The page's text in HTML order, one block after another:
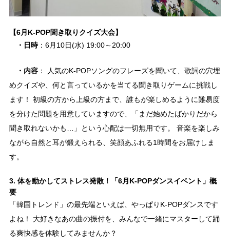
【6月K-POP聞き取りクイズ大会】
・日時：6月10日(水) 19:00～20:00
・内容： 人気のK-POPソングのフレーズを聞いて、歌詞の穴埋
めクイズや、何と言っているかを当てる聞き取りゲームに挑戦し
ます！ 初級の方から上級の方まで、誰もが楽しめるように難易度
を分けた問題を用意していますので、「まだ始めたばかりだから
聞き取れないかも…」という心配は一切無用です。 音楽を楽しみ
ながら自然と耳が鍛えられる、笑顔あふれる1時間をお届けしま
す。
3. 体を動かしてストレス発散！「6月K-POPダンスイベント」概
要
「韓国トレンド」の最先端といえば、やっぱりK-POPダンスです
よね！ 大好きなあの曲の振付を、みんなで一緒にマスターして踊
る爽快感を体験してみませんか？